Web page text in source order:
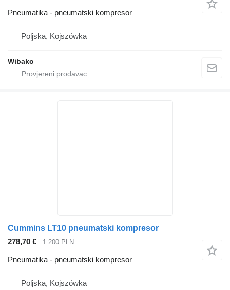
Pneumatika - pneumatski kompresor
Poljska, Kojszówka
Wibako
Cummins LT10 pneumatski kompresor
278,70 €
1.200 PLN
Pneumatika - pneumatski kompresor
Poljska, Kojszówka